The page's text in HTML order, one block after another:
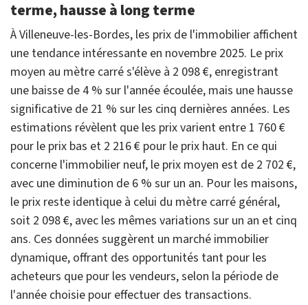
terme, hausse à long terme
À Villeneuve-les-Bordes, les prix de l'immobilier affichent
une tendance intéressante en novembre 2025. Le prix
moyen au mètre carré s'élève à 2 098 €, enregistrant
une baisse de 4 % sur l'année écoulée, mais une hausse
significative de 21 % sur les cinq dernières années. Les
estimations révèlent que les prix varient entre 1 760 €
pour le prix bas et 2 216 € pour le prix haut. En ce qui
concerne l'immobilier neuf, le prix moyen est de 2 702 €,
avec une diminution de 6 % sur un an. Pour les maisons,
le prix reste identique à celui du mètre carré général,
soit 2 098 €, avec les mêmes variations sur un an et cinq
ans. Ces données suggèrent un marché immobilier
dynamique, offrant des opportunités tant pour les
acheteurs que pour les vendeurs, selon la période de
l'année choisie pour effectuer des transactions.